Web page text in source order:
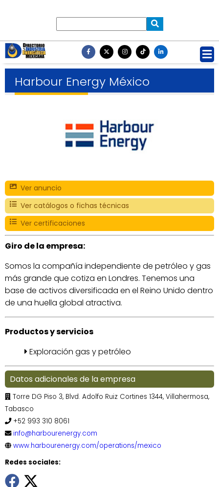
Harbour Energy México
Ver anuncio
Ver catálogos o fichas técnicas
Ver certificaciones
Giro de la empresa:
Somos la compañía independiente de petróleo y gas
más grande que cotiza en Londres. Tenemos una
base de activos diversificada en el Reino Unido dentro
de una huella global atractiva.
Productos y servicios
Exploración gas y petróleo
Datos adicionales de la empresa
Torre DG Piso 3, Blvd. Adolfo Ruiz Cortines 1344, Villahermosa,
Tabasco
+52 993 310 8061
info@harbourenergy.com
www.harbourenergy.com/operations/mexico
Redes sociales: